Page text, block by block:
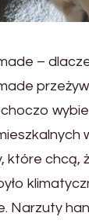
–
które chcą,
Narzuty